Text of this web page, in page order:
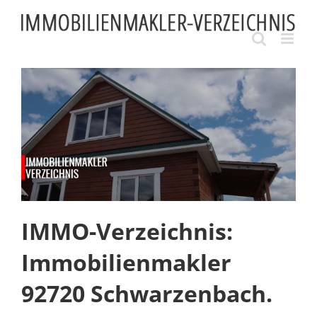
content
IMMO-Verzeichnis:
Immobilienmakler
92720 Schwarzenbach.